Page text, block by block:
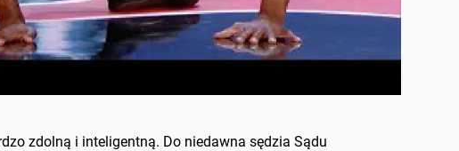
zdolną i inteligentną. Do niedawna sędzia Sądu